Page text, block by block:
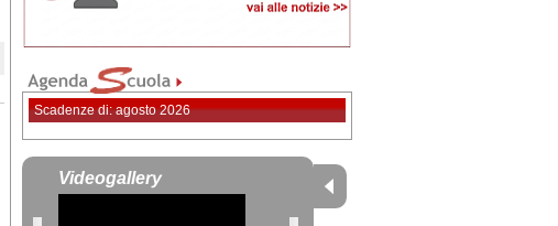
Scadenze di: agosto 2026
Videogallery